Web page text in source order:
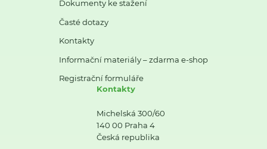
Dokumenty ke stažení
Časté dotazy
Kontakty
Informační materiály – zdarma e-shop
Registrační formuláře
Kontakty
Michelská 300/60
140 00 Praha 4
Česká republika